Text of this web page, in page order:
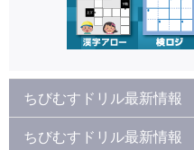
ちびむすドリル最新情報
ちびむすドリル最新情報